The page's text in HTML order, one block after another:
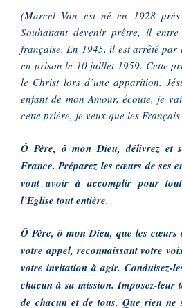
(Marcel Van est né en 1928
Souhaitant devenir prêtre, il
française. En 1945, il est arrêté par
en prison le 10 juillet 1959. Cette
le Christ lors d’une apparition.
enfant de mon Amour, écoute, je
cette prière, je veux que les
Ô Père, ô mon Dieu, délivrez et
France. Préparez les cœurs de ses
vont avoir à accomplir pour
l’Eglise tout entière.
Ô Père, ô mon Dieu, que les cœurs
votre appel, reconnaissant votre
votre invitation à agir. Conduisez-
chacun à sa mission. Imposez-leur
de chacun et de tous. Que rien ne